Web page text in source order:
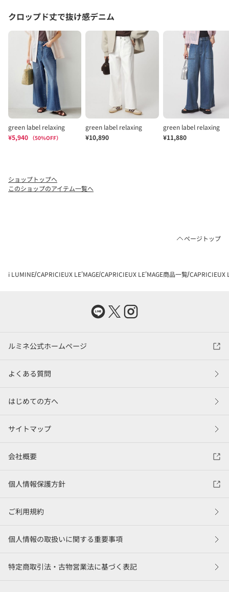
ショップトップへ
このショップのアイテム一覧へ
ページトップ
i LUMINE CAPRICIEUX LE'MAGE CAPRICIEUX LE'MAGE商品一覧 CAPRICIEUX
ルミネ公式ホームページ
よくある質問
はじめての方へ
サイトマップ
会社概要
個人情報保護方針
ご利用規約
個人情報の取扱いに関する重要事項
特定商取引法・古物営業法に基づく表記